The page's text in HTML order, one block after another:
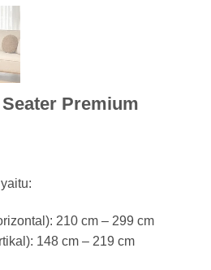
Premium
210 cm – 299 cm
148 cm – 219 cm